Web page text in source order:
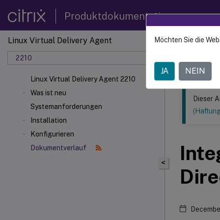
Produktdokumentation
Linux Virtual Delivery Agent
2210
Linux Virtual Delivery Agent 2210
Was ist neu
Systemanforderungen
Installation
Konfigurieren
Dokumentverlauf
Dieser Inhalt
Linux
<
Dieser
Möchten Sie die
JA NEIN